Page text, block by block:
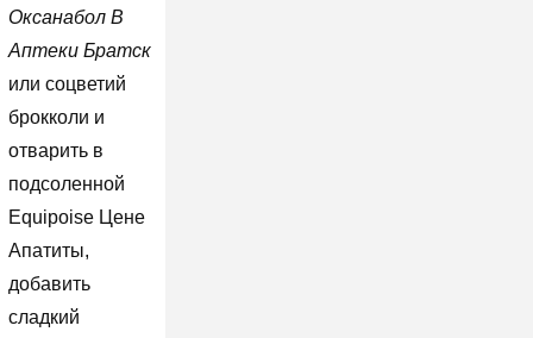
Оксанабол В
Аптеки Братск
или соцветий
брокколи и
отварить в
подсоленной
Equipoise Цене
Апатиты,
добавить
сладкий